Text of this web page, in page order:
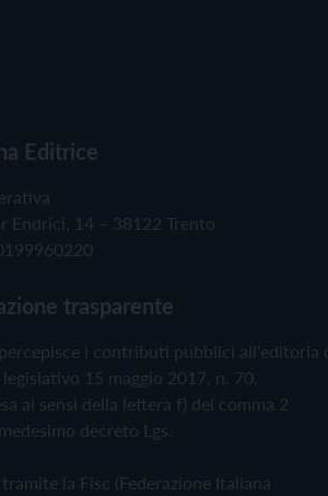
Editrice
Endrici, 14 – 38122 Trento
trasparente
i contributi pubblici all'editoria
15 maggio 2017, n. 70.
ai sensi della lettera f) del comma 2
decreto Lgs.
la Fisc (Federazione Italiana